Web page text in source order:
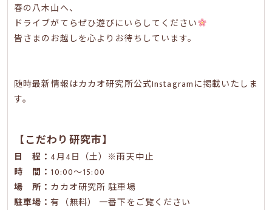
春の八木山へ、
ドライブがてらぜひ遊びにいらしてください
皆さまのお越しを心よりお待ちしています。
随時最新情報はカカオ研究所公式Instagramに掲載いたしま
す。
【こだわり研究市】
日 程： 4月4日（土）※雨天中止
時 間： 10:00〜15:00
場 所： カカオ研究所 駐車場
駐車場：有（無料） 一番下をご覧ください